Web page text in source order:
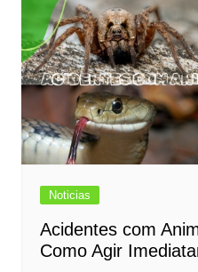
Noticias
Acidentes com
Como Agir